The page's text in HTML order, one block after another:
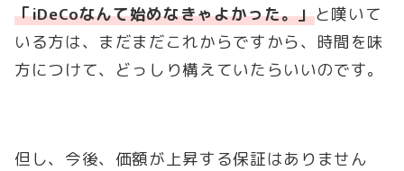
「iDeCoなんて始めなきゃよかった。」と嘆いて
いる方は、まだまだこれからですから、時間を味
方につけて、どっしり構えていたらいいのです。
但し、今後、価額が上昇する保証はありません